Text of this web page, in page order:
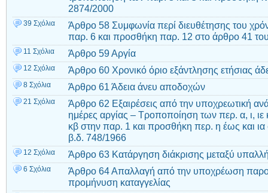
2874/2000
39 Σχόλια
Άρθρο 58 Συμφωνία περί διευθέτησης του
παρ. 6 και προσθήκη παρ. 12 στο άρθρο 41
11 Σχόλια Άρθρο 59 Αργία
12 Σχόλια Άρθρο 60 Χρονικό όριο εξάντλησης ετήσιας
8 Σχόλια Άρθρο 61 Άδεια άνευ αποδοχών
21 Σχόλια
Άρθρο 62 Εξαιρέσεις από την υποχρεωτική
ημέρες αργίας – Τροποποίηση των περ. α, ι, ιε
κβ στην παρ. 1 και προσθήκη περ. η έως και
β.δ. 748/1966
12 Σχόλια Άρθρο 63 Κατάργηση διάκρισης μεταξύ
6 Σχόλια
Άρθρο 64 Απαλλαγή από την υποχρέωση
προμήνυση καταγγελίας